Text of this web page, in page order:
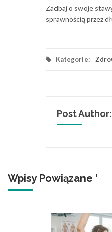
Zadbaj o swoje
sprawnością przez
Kategorie:
Post Author:
Wpisy Powiązane '